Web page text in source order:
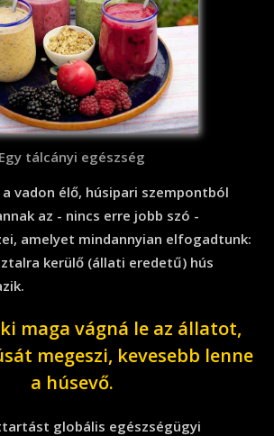
Egy tálcányi egészség
vadon élő, húsipari szempontból
az - nincs erre jobb szó -
amelyet mindannyian elfogadtunk:
kerülő (állati eredetű) hús
maga vágná le az állatot,
megeszi, kevesebb lenne
a húsevő.
globális egészségügyi